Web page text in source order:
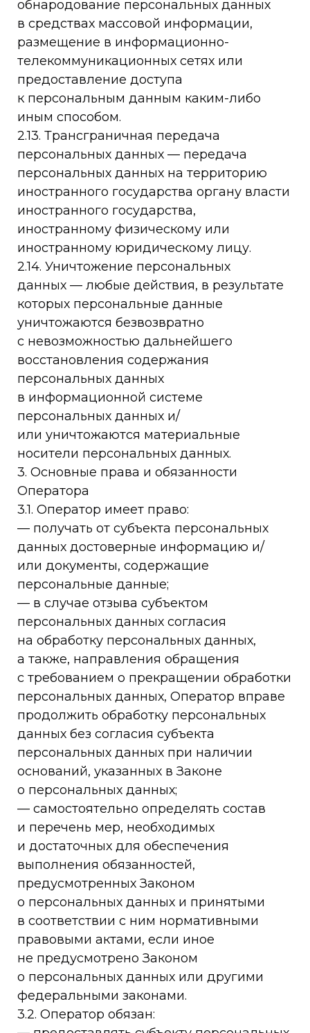
обнародование персональных данных
в средствах массовой информации,
размещение в информационно-
телекоммуникационных сетях или
предоставление доступа
к персональным данным каким-либо
иным способом.
2.13. Трансграничная передача
персональных данных — передача
персональных данных на территорию
иностранного государства органу власти
иностранного государства,
иностранному физическому или
иностранному юридическому лицу.
2.14. Уничтожение персональных
данных — любые действия, в результате
которых персональные данные
уничтожаются безвозвратно
с невозможностью дальнейшего
восстановления содержания
персональных данных
в информационной системе
персональных данных и/
или уничтожаются материальные
носители персональных данных.
3. Основные права и обязанности
Оператора
3.1. Оператор имеет право:
— получать от субъекта персональных
данных достоверные информацию и/
или документы, содержащие
персональные данные;
— в случае отзыва субъектом
персональных данных согласия
на обработку персональных данных,
а также, направления обращения
с требованием о прекращении обработки
персональных данных, Оператор вправе
продолжить обработку персональных
данных без согласия субъекта
персональных данных при наличии
оснований, указанных в Законе
о персональных данных;
— самостоятельно определять состав
и перечень мер, необходимых
и достаточных для обеспечения
выполнения обязанностей,
предусмотренных Законом
о персональных данных и принятыми
в соответствии с ним нормативными
правовыми актами, если иное
не предусмотрено Законом
о персональных данных или другими
федеральными законами.
3.2. Оператор обязан: